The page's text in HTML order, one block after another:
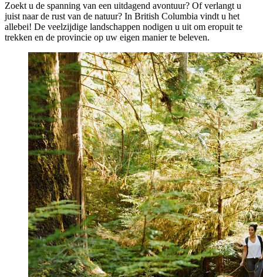
Zoekt u de spanning van een uitdagend avontuur? Of verlangt u
juist naar de rust van de natuur? In British Columbia vindt u het
allebei! De veelzijdige landschappen nodigen u uit om eropuit te
trekken en de provincie op uw eigen manier te beleven.